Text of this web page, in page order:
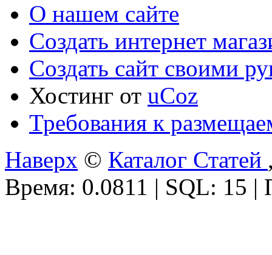
О нашем сайте
Создать интернет
Создать сайт своими
Хостинг от uCoz
Требования к
Наверх © Каталог Статей
Время: 0.0811 | SQL: 15